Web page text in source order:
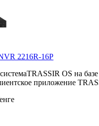
2216R-16P
OS на
приложение